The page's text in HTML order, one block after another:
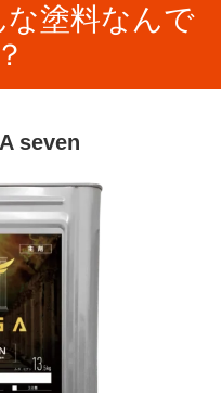
塗料なんで
seven